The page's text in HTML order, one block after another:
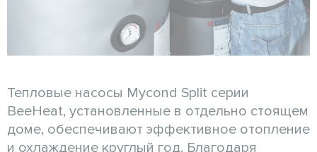
Тепловые насосы Mycond Split серии
BeeHeat, установленные в отдельно стоящем
доме, обеспечивают эффективное отопление
и охлаждение круглый год. Благодаря